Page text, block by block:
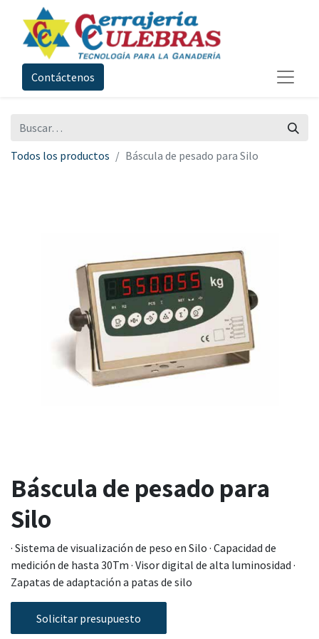
Contáctenos
Todos los productos Báscula de pesado para Silo
Báscula de pesado para
Silo
· Sistema de visualización de peso en Silo · Capacidad de
medición de hasta 30Tm · Visor digital de alta luminosidad ·
Zapatas de adaptación a patas de silo
Solicitar presupuesto